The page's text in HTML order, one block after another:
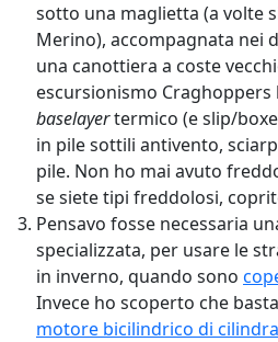
sotto una maglietta (a volte
Merino), accompagnata nei
una canottiera a coste
escursionismo
baselayertermico (e slip/
in pile sottili antivento,
pile. Non ho mai avuto
se siete tipi freddolosi,
Pensavo fosse necessaria
specializzata, per usare le
in inverno, quando sono
Invece ho scoperto che
motore bicilindrico di